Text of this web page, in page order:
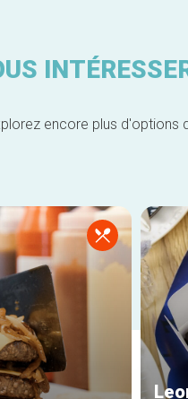
encore plus d'options